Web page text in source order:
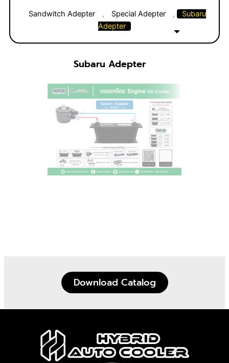
Sandwitch Adepter , Special Adepter ,
Subaru
Adepter
Subaru Adepter
Download Catalog